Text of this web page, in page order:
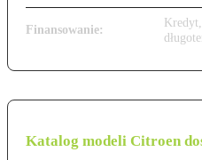
Finansowanie:
Katalog modeli Citroen